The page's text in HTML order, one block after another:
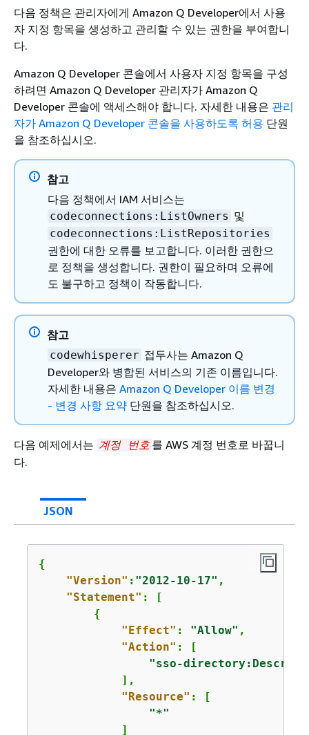
"sso:GetSSOStatus"
      ],
"*"
      ]
    },
{
"Effect"
      ],
"Resource": [
"*"
      ]
    },
{
"Effect": "Allow",
"Action": [
"identitystore:DescribeUser"
      ],
"Resource": [
"*"
      ]
    },
"Action": [
"sso-
      ],
"Resource": [
"*"
"Allow",
"Action"
"sso-
      ],
      ]
    },
{
"Effect": "Allow",
"Action"
"iam:ListRoles"
      ],
"*"
      ]
    },
{
"Effect": "Allow",
"Action": [
"pricing:GetProducts"
"*"
      ]
    },
{
"Effect": "Allow",
"Action": [
"sso:ListApplicationInstances"
"sso:ListProfileAssociations"
"sso:GetSharedSsoConfiguration"
"sso:ListDirectoryAssociations"
"sso:DescribeRegisteredRegions"
"sso:GetSsoConfiguration"
"sso:GetSSOStatus"
"Resource" : [
다음 정책은 관리자에게 Amazon Q Developer에서 사용
자 지정 항목을 생성하고 관리할 수 있는 권한을 부여합니
다.
Amazon Q Developer 콘솔에서 사용자 지정 항목을 구성
하려면 Amazon Q Developer 관리자가 Amazon Q
Developer 콘솔에 액세스해야 합니다. 자세한 내용은 관리
자가 Amazon Q Developer 콘솔을 사용하도록 허용 단원
을 참조하십시오.
참고
다음 정책에서 IAM 서비스는
codeconnections:ListOwners 및
codeconnections:ListRepositories
권한에 대한 오류를 보고합니다. 이러한 권한으
로 정책을 생성합니다. 권한이 필요하며 오류에
도 불구하고 정책이 작동합니다.
참고
codewhisperer 접두사는 Amazon Q
Developer와 병합된 서비스의 기존 이름입니다.
자세한 내용은 Amazon Q Developer 이름 변경
- 변경 사항 요약 단원을 참조하십시오.
다음 예제에서는 계정 번호 를 AWS 계정 번호로 바꿉니
다.
JSON
{
"Version" : "2012-10-17" ,
"Statement" : [
{
"Effect" : "Allow" ,
"Action" : [
"sso-
            ],
"Resource" : [
"*"
            ]